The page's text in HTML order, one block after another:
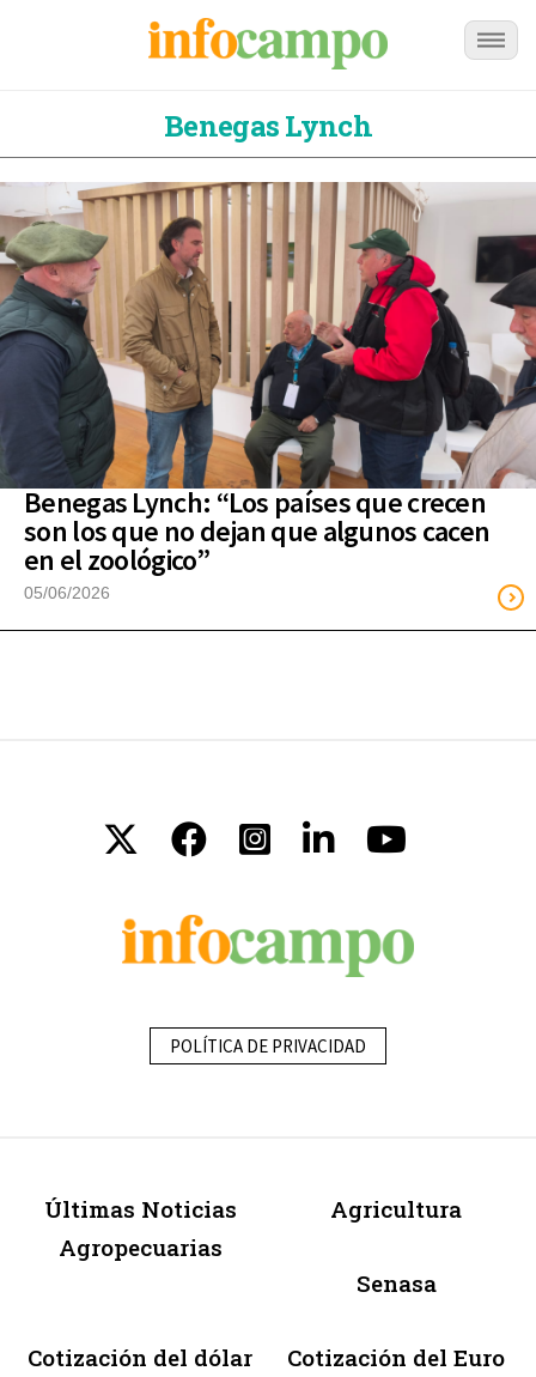
Benegas Lynch
Benegas Lynch: “Los países que crecen
son los que no dejan que algunos cacen
en el zoológico”
05/06/2026
POLÍTICA DE PRIVACIDAD
Últimas Noticias
Agropecuarias
Agricultura
Senasa
Cotización del dólar Cotización del Euro